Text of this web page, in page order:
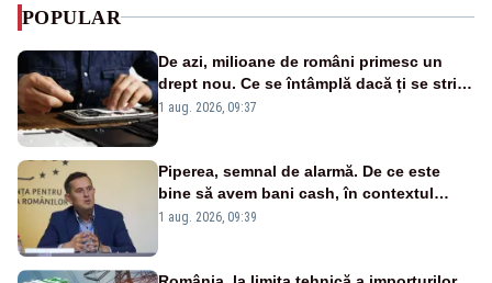
POPULAR
De azi, milioane de români primesc un
drept nou. Ce se întâmplă dacă ți se strică
un produs
1 aug. 2026, 09:37
Piperea, semnal de alarmă. De ce este
bine să avem bani cash, în contextul
alertei energetice?
1 aug. 2026, 09:39